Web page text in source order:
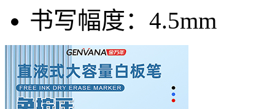
书写幅度： 4.5mm